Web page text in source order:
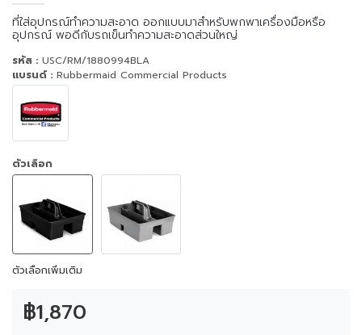
ที่ใส่อุปกรณ์ทำความสะอาด ออกแบบมาสำหรับพกพาเครื่องมือหรือ
อุปกรณ์ พอดีกับรถเข็นทำความสะอาดส่วนใหญ่
รหัส : USC/RM/1880994BLA
แบรนด์ : Rubbermaid Commercial Products
ตัวเลือก
ตัวเลือกเพิ่มเติม
฿1,870